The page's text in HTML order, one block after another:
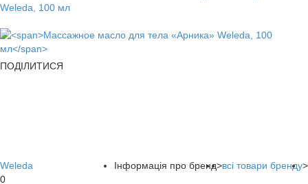
Weleda, 100 мл
ПОДІЛИТИСЯ
Інформація про бренд>всі товари бренду>
Weleda
0